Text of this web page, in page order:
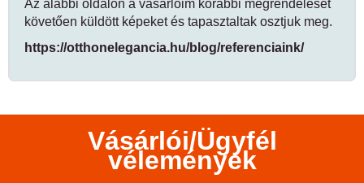
Az alábbi oldalon a vásárlóim korábbi megrendelését
követően küldött képeket és tapasztaltak osztjuk meg.
https://otthonelegancia.hu/blog/referenciaink/
Vásárlói/Ügyfél
vélemények